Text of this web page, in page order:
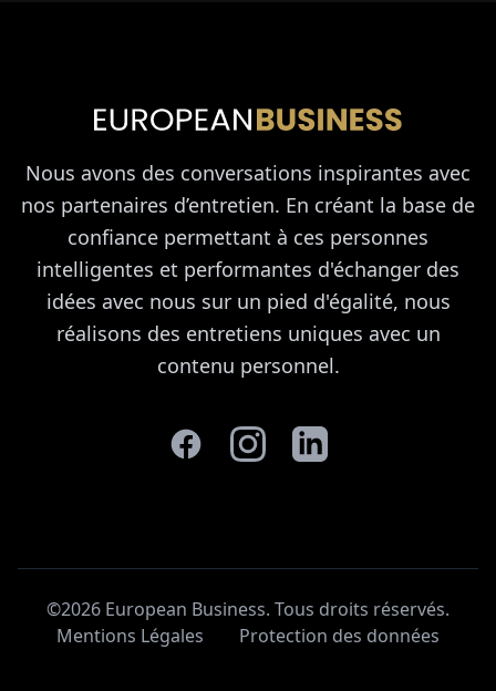
Nous avons des conversations inspirantes avec
nos partenaires d’entretien. En créant la base de
confiance permettant à ces personnes
intelligentes et performantes d'échanger des
idées avec nous sur un pied d'égalité, nous
réalisons des entretiens uniques avec un
contenu personnel.
©2026 European Business. Tous droits réservés.
Mentions Légales
Protection des données